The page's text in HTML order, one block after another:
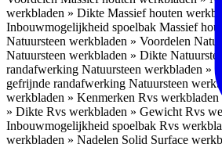
werkbladen » Dikte Massief houten
Inbouwmogelijkheid spoelbak Massief
Natuursteen werkbladen » Voordelen
Natuursteen werkbladen » Dikte
randafwerking Natuursteen werkbladen »
gefrijnde randafwerking Natuursteen
werkbladen » Kenmerken Rvs werkbladen
» Dikte Rvs werkbladen » Gewicht Rvs
Inbouwmogelijkheid spoelbak Rvs
werkbladen » Nadelen Solid Surface